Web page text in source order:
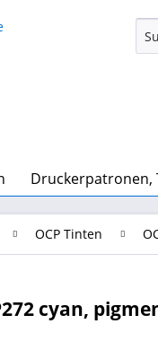
OCP Tinten
cyan,